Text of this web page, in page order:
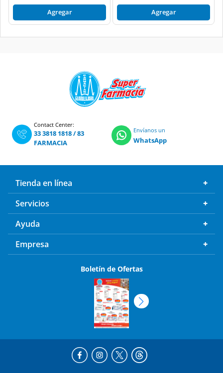
Agregar Agregar
Contact Center:
33 3818 1818/83
FARMACIA
Envíanos un
WhatsApp
Tienda en línea
Servicios
Ayuda
Empresa
Boletín de Ofertas